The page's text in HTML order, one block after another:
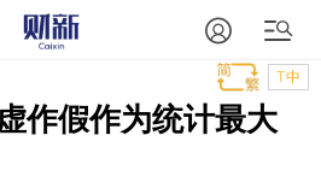
T中
作假作为统计最大